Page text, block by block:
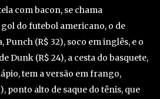
com bacon, se chama
do futebol americano, o de
Punch (R$ 32), soco em inglês, e o
Dunk (R$ 24), a cesta do basquete,
tem a versão em frango,
ponto alto de saque do tênis, que